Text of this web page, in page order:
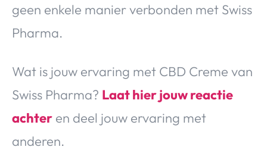
geen enkele manier verbonden met Swiss
Pharma.
Wat is jouw ervaring met CBD Creme van
Swiss Pharma? Laat hier jouw reactie
achter en deel jouw ervaring met
anderen.